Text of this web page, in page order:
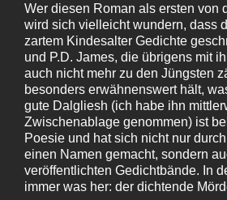
Wer diesen Roman als ersten von
wird sich vielleicht wundern, dass
zartem Kindesalter Gedichte
und P.D. James, die übrigens mit
auch nicht mehr zu den Jüngsten
besonders erwähnenswert hält,
gute Dalgliesh (ich habe ihn
Zwischenablage genommen) ist
Poesie und hat sich nicht nur
einen Namen gemacht, sondern
veröffentlichten Gedichtbände. In
immer was her: der dichtende